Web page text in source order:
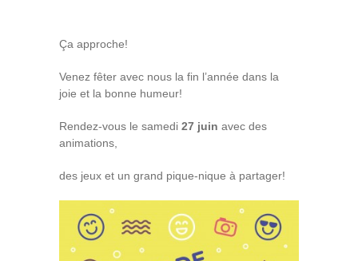
Recrutement
Ça approche!
Venez fêter avec nous la fin l’année dans la
joie et la bonne humeur!
Rendez-vous le samedi 27 juin avec des
animations,
des jeux et un grand pique-nique à partager!